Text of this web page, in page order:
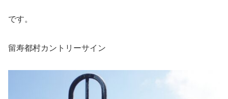
です。
留寿都村カントリーサイン